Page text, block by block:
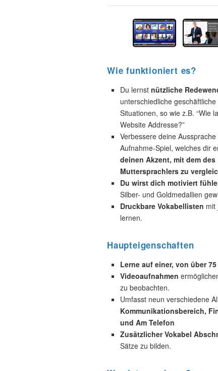
Wie funktioniert es?
Du lernst nützliche
unterschiedliche
Situationen, so wie z.B. “Wie
Website Addresse?”
Verbessere deine
Aufnahme-Spiel, welches dir
deinen Akzent, mit dem des
Muttersprachlers zu
Du wirst dich motiviert
Silber- und Goldmedallien
Druckbare Vokabellisten mit
lernen.
Haupteigenschaften
Lerne auf einer, von über
Videoaufnahmen
zu beobachten.
Umfasst neun verschiedene
Kommunikationsbereich,
und Am Telefon
Zusätzlicher Vokabel
Sätze zu bilden.